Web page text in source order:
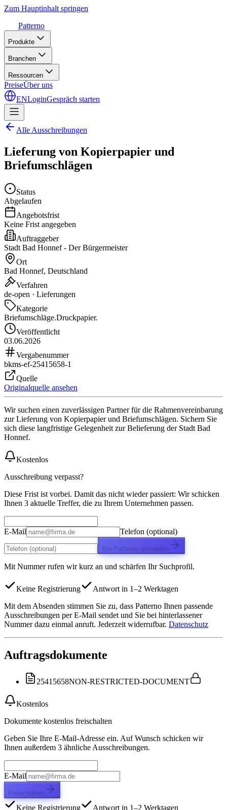
Zum Hauptinhalt springen
Patterno
Produkte
Branchen
Ressourcen
PreiseÜber uns
ENLoginGespräch starten
Alle Ausschreibungen
Lieferung von Kopierpapier und
Briefumschlägen
Status
Abgelaufen
Angebotsfrist
Keine Frist angegeben
Auftraggeber
Stadt Bad Honnef - Der Bürgermeister
Ort
Bad Honnef, Deutschland
Verfahren
de-open · Lieferungen
Kategorie
Briefumschläge.Druckpapier.
Veröffentlicht
03.06.2026
Vergabenummer
bkms-ef-25415658-1
Quelle
Originalquelle ansehen
Wir suchen einen zuverlässigen Partner für die Rahmenvereinbarung
zur Lieferung von Kopierpapier und Briefumschlägen. Sichern Sie
sich diese langfristige Gelegenheit zur Belieferung der Stadt Bad
Honnef.
Kostenlos
Ausschreibung verpasst?
Diese Frist ist vorbei. Damit das nicht wieder passiert: Wir schicken
Ihnen 3 aktuelle Treffer, die zu Ihrem Unternehmen passen.
E-Mail Telefon (optional)
Bei Patterno anmelden
Mit Nummer rufen wir kurz an und schärfen Ihr Suchprofil.
Keine Registrierung
Antwort in 1–2 Werktagen
Mit dem Absenden stimmen Sie zu, dass Patterno Ihnen passende
Ausschreibungen per E-Mail sendet und Sie bei hinterlassener
Nummer dazu einmal anruft. Jederzeit widerrufbar. Datenschutz
Auftragsdokumente
25415658NON-RESTRICTED-DOCUMENT
Kostenlos
Dokumente kostenlos freischalten
Geben Sie Ihre E-Mail-Adresse ein. Auf Wunsch schicken wir
Ihnen außerdem 3 ähnliche Ausschreibungen.
E-Mail
Freischalten
Keine Registrierung
Antwort in 1–2 Werktagen